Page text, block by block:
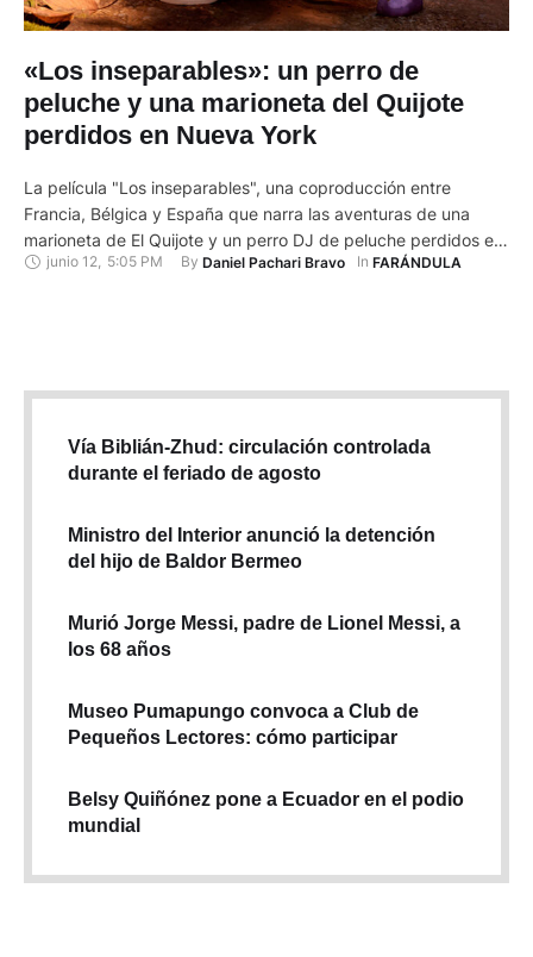
«Los inseparables»: un perro de
peluche y una marioneta del Quijote
perdidos en Nueva York
La película "Los inseparables", una coproducción entre
Francia, Bélgica y España que narra las aventuras de una
marioneta de El Quijote y un perro DJ de peluche perdidos en
Nueva York, se estrena hoy en el Festival de Annecy, el más
junio 12, 5:05 PM By Daniel Pachari Bravo In FARÁNDULA
Vía Biblián-Zhud: circulación controlada
durante el feriado de agosto
Ministro del Interior anunció la detención
del hijo de Baldor Bermeo
Murió Jorge Messi, padre de Lionel Messi, a
los 68 años
Museo Pumapungo convoca a Club de
Pequeños Lectores: cómo participar
Belsy Quiñónez pone a Ecuador en el podio
mundial